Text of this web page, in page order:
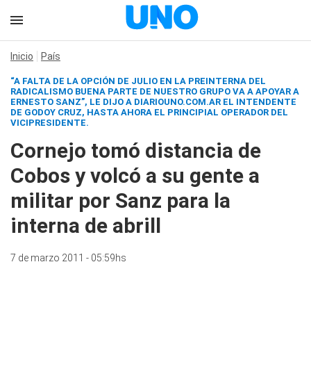
Inicio País
“A FALTA DE LA OPCIÓN DE JULIO EN LA PREINTERNA DEL
RADICALISMO BUENA PARTE DE NUESTRO GRUPO VA A APOYAR A
ERNESTO SANZ”, LE DIJO A DIARIOUNO.COM.AR EL INTENDENTE
DE GODOY CRUZ, HASTA AHORA EL PRINCIPIAL OPERADOR DEL
VICIPRESIDENTE.
Cornejo tomó distancia de
Cobos y volcó a su gente a
militar por Sanz para la
interna de abrill
7 de marzo 2011 - 05:59hs